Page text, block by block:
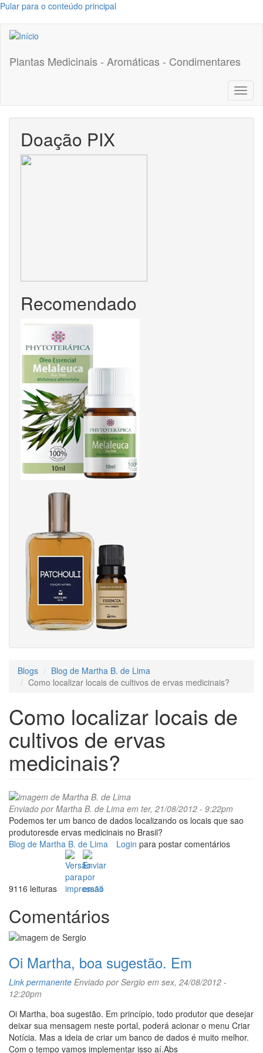
Pular para o conteúdo principal
Plantas Medicinais - Aromáticas - Condimentares
Doação PIX
Recomendado
Blogs
Blog de Martha B. de Lima
Como localizar locais de cultivos de ervas medicinais?
Como localizar locais de
cultivos de ervas
medicinais?
Enviado porMartha B. de Lima em ter, 21/08/2012 - 9:22pm
Podemos ter um banco de dados localizando os locais que sao
produtoresde ervas medicinais no Brasil?
Blog de Martha B. de Lima
Login para postar comentários
9116 leituras
Comentários
Oi Martha, boa sugestão. Em
Link permanente Enviado porSergio em sex, 24/08/2012 -
12:20pm
Oi Martha, boa sugestão. Em princípio, todo produtor que desejar
deixar sua mensagem neste portal, poderá acionar o menu Criar
Notícia. Mas a ideia de criar um banco de dados é muito melhor.
Com o tempo vamos implementar isso aí.Abs